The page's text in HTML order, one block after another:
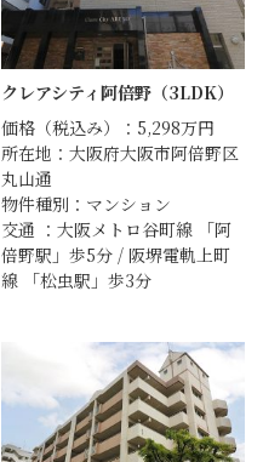
クレアシティ阿倍野（3LDK）
価格（税込み）：5,298万円
所在地：大阪府大阪市阿倍野区
丸山通
物件種別：マンション
交通 ：大阪メトロ谷町線 「阿
倍野駅」歩5分 / 阪堺電軌上町
線 「松虫駅」歩3分